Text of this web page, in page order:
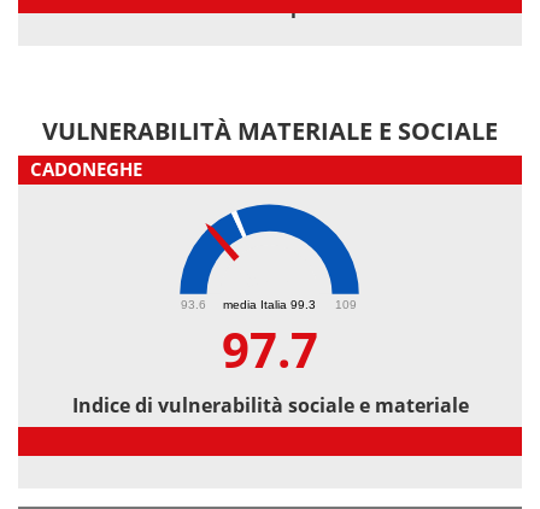
VULNERABILITÀ MATERIALE E SOCIALE
CADONEGHE
media Italia 99.3
93.6 109
97.7
Indice di vulnerabilità sociale e materiale